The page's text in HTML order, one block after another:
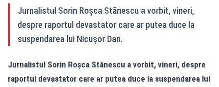
Jurnalistul Sorin Roșca Stănescu a vorbit, vineri,
despre raportul devastator care ar putea duce la
suspendarea lui Nicușor Dan.
Jurnalistul Sorin Roșca Stănescu a vorbit, vineri, despre
raportul devastator care ar putea duce la suspendarea lui